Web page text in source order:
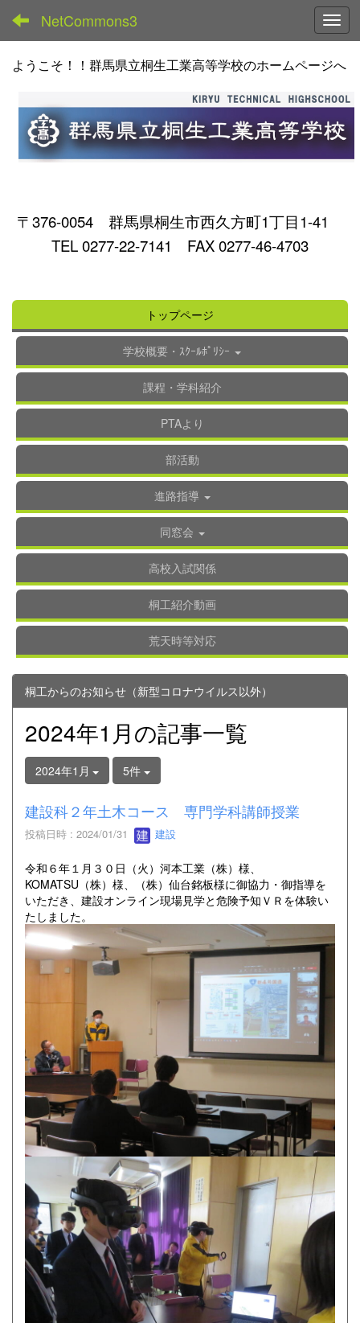
NetCommons3
ようこそ！！群馬県立桐生工業高等学校のホームページへ
〒376-0054 群馬県桐生市西久方町1丁目1-41
TEL 0277-22-7141 FAX 0277-46-4703
トップページ
学校概要・ｽｸｰﾙﾎﾟﾘｼｰ
課程・学科紹介
PTAより
部活動
進路指導
同窓会
高校入試関係
桐工紹介動画
荒天時等対応
桐工からのお知らせ（新型コロナウイルス以外）
2024年1月の記事一覧
2024年1月 5件
建設科２年土木コース 専門学科講師授業
投稿日時 : 2024/01/31 建設
令和６年１月３０日（火）河本工業（株）様、
KOMATSU（株）様、（株）仙台銘板様に御協力・御指導を
いただき、建設オンライン現場見学と危険予知ＶＲを体験い
たしました。